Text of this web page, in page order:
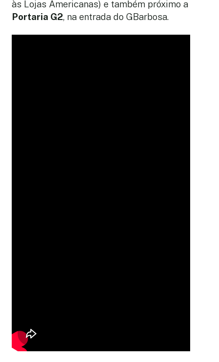
às Lojas Americanas) e também próximo a
Portaria G2, na entrada do GBarbosa.